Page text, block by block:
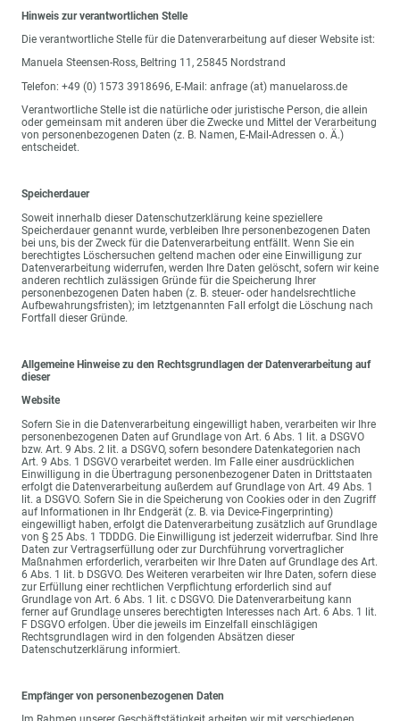
Hinweis zur verantwortlichen Stelle
Die verantwortliche Stelle für die Datenverarbeitung auf dieser Website ist:
Manuela Steensen-Ross, Beltring 11, 25845 Nordstrand
Telefon: +49 (0) 1573 3918696, E-Mail: anfrage (at) manuelaross.de
Verantwortliche Stelle ist die natürliche oder juristische Person, die allein
oder gemeinsam mit anderen über die Zwecke und Mittel der Verarbeitung
von personenbezogenen Daten (z. B. Namen, E-Mail-Adressen o. Ä.)
entscheidet.
Speicherdauer
Soweit innerhalb dieser Datenschutzerklärung keine speziellere
Speicherdauer genannt wurde, verbleiben Ihre personenbezogenen Daten
bei uns, bis der Zweck für die Datenverarbeitung entfällt. Wenn Sie ein
berechtigtes Löschersuchen geltend machen oder eine Einwilligung zur
Datenverarbeitung widerrufen, werden Ihre Daten gelöscht, sofern wir keine
anderen rechtlich zulässigen Gründe für die Speicherung Ihrer
personenbezogenen Daten haben (z. B. steuer- oder handelsrechtliche
Aufbewahrungsfristen); im letztgenannten Fall erfolgt die Löschung nach
Fortfall dieser Gründe.
Allgemeine Hinweise zu den Rechtsgrundlagen der Datenverarbeitung auf
dieser
Website
Sofern Sie in die Datenverarbeitung eingewilligt haben, verarbeiten wir Ihre
personenbezogenen Daten auf Grundlage von Art. 6 Abs. 1 lit. a DSGVO
bzw. Art. 9 Abs. 2 lit. a DSGVO, sofern besondere Datenkategorien nach
Art. 9 Abs. 1 DSGVO verarbeitet werden. Im Falle einer ausdrücklichen
Einwilligung in die Übertragung personenbezogener Daten in Drittstaaten
erfolgt die Datenverarbeitung außerdem auf Grundlage von Art. 49 Abs. 1
lit. a DSGVO. Sofern Sie in die Speicherung von Cookies oder in den Zugriff
auf Informationen in Ihr Endgerät (z. B. via Device-Fingerprinting)
eingewilligt haben, erfolgt die Datenverarbeitung zusätzlich auf Grundlage
von § 25 Abs. 1 TDDDG. Die Einwilligung ist jederzeit widerrufbar. Sind Ihre
Daten zur Vertragserfüllung oder zur Durchführung vorvertraglicher
Maßnahmen erforderlich, verarbeiten wir Ihre Daten auf Grundlage des Art.
6 Abs. 1 lit. b DSGVO. Des Weiteren verarbeiten wir Ihre Daten, sofern diese
zur Erfüllung einer rechtlichen Verpflichtung erforderlich sind auf
Grundlage von Art. 6 Abs. 1 lit. c DSGVO. Die Datenverarbeitung kann
ferner auf Grundlage unseres berechtigten Interesses nach Art. 6 Abs. 1 lit.
F DSGVO erfolgen. Über die jeweils im Einzelfall einschlägigen
Rechtsgrundlagen wird in den folgenden Absätzen dieser
Datenschutzerklärung informiert.
Empfänger von personenbezogenen Daten